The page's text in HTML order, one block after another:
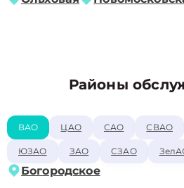
Районы
ВАО ЦАО САО СВАО
ЮЗАО ЗАО СЗАО
Богородское